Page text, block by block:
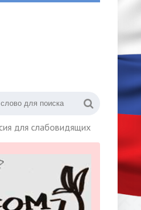
для слабовидящих